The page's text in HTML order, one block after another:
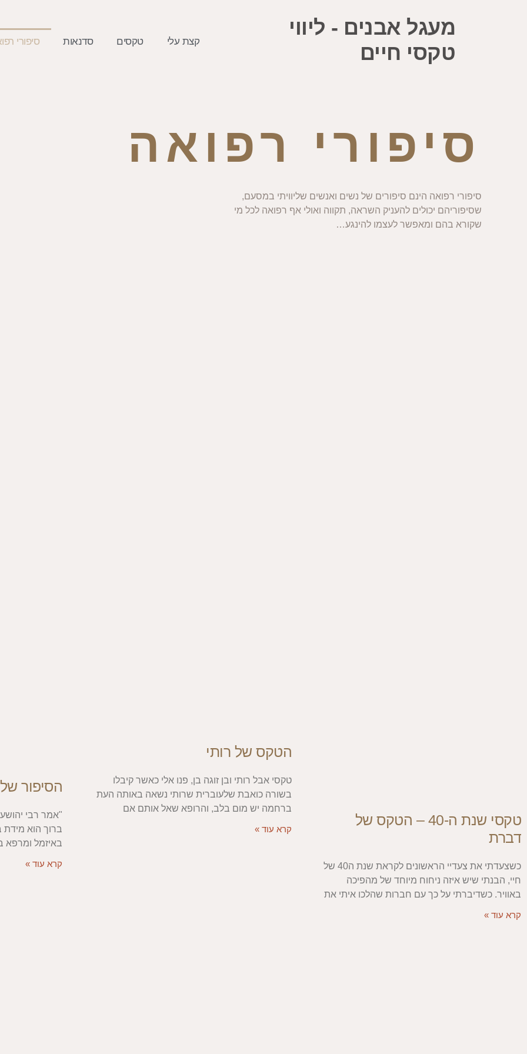
מעגל אבנים - ליווי
טקסי חיים
קצת עלי טקסים סדנאות סיפורי
סיפורי רפואה
סיפורי רפואה הינם סיפורים של נשים ואנשים שליוויתי במסעם,
שסיפוריהם יכולים להעניק השראה, תקווה ואולי אף רפואה לכל מי
שקורא בהם ומאפשר לעצמו להינגע…
טקסי שנת ה-40 – הטקס של
דברת
כשצעדתי את צעדיי הראשונים לקראת שנת ה40 של
חיי, הבנתי שיש איזה ניחוח מיוחד של מהפיכה
באוויר. כשדיברתי על כך עם חברות שהלכו איתי את
קרא עוד »
הטקס של רותי
טקסי אבל רותי ובן זוגה בן, פנו אלי כאשר קיבלו
בשורה כואבת שלעוברית שרותי נשאה באותה העת
ברחמה יש מום בלב, והרופא שאל אותם אם
קרא עוד »
הסיפור
"אמר רבי
ברוך הוא
באיזמל ומרפא
קרא עוד »